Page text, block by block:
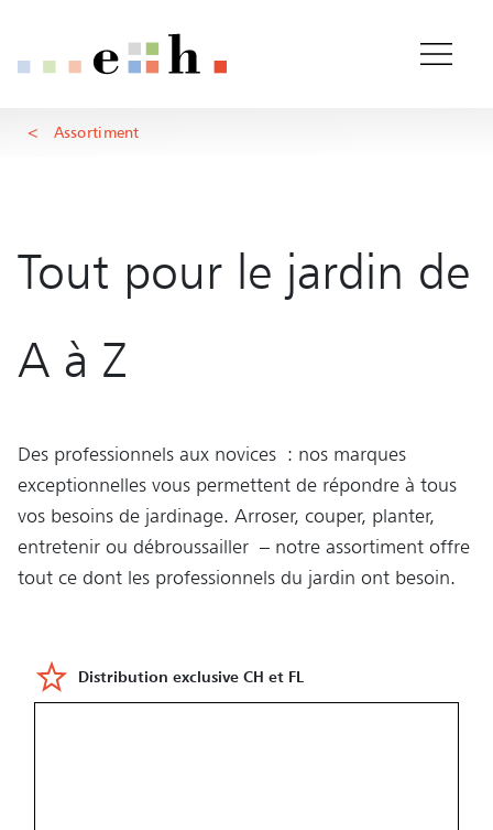
Jardin + Agriculture
Pages importantes
Main Navigation
Contenu principal
Assortiment
Tout pour le jardin de
A à Z
Des professionnels aux novices : nos marques
exceptionnelles vous permettent de répondre à tous
vos besoins de jardinage. Arroser, couper, planter,
entretenir ou débroussailler – notre assortiment offre
tout ce dont les professionnels du jardin ont besoin.
Distribution exclusive CH et FL